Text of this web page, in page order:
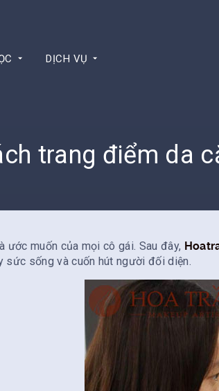
DỊCH VỤ
trang điểm da
ước muốn của mọi cô gái. Sau đây,
sức sống và cuốn hút người đối diện.